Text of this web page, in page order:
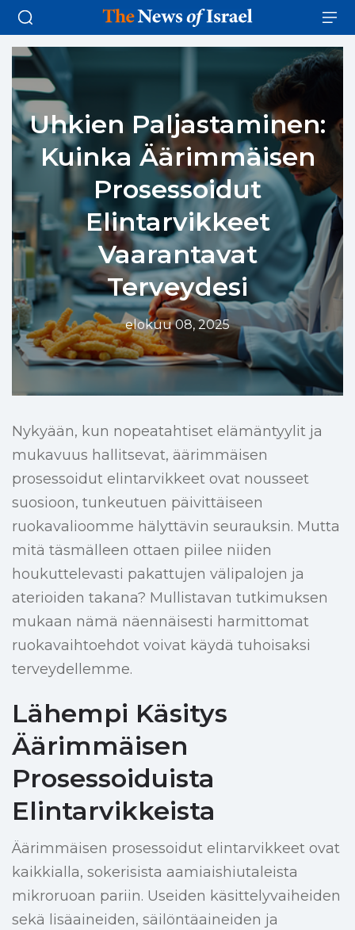
Uhkien Paljastaminen:
Kuinka Äärimmäisen
Prosessoidut
Elintarvikkeet
Vaarantavat
Terveydesi
elokuu 08, 2025
Nykyään, kun nopeatahtiset elämäntyylit ja
mukavuus hallitsevat, äärimmäisen
prosessoidut elintarvikkeet ovat nousseet
suosioon, tunkeutuen päivittäiseen
ruokavalioomme hälyttävin seurauksin. Mutta
mitä täsmälleen ottaen piilee niiden
houkuttelevasti pakattujen välipalojen ja
aterioiden takana? Mullistavan tutkimuksen
mukaan nämä näennäisesti harmittomat
ruokavaihtoehdot voivat käydä tuhoisaksi
terveydellemme.
Lähempi Käsitys
Äärimmäisen
Prosessoiduista
Elintarvikkeista
Äärimmäisen prosessoidut elintarvikkeet ovat
kaikkialla, sokerisista aamiaishiutaleista
mikroruoan pariin. Useiden käsittelyvaiheiden
sekä lisäaineiden, säilöntäaineiden ja